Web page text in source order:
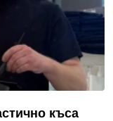
къса